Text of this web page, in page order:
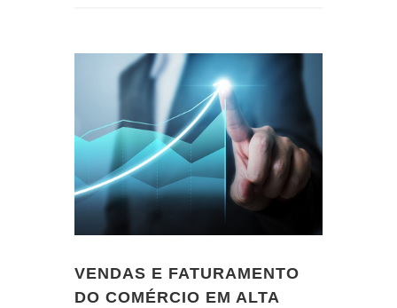
VENDAS E FATURAMENTO
DO COMÉRCIO EM ALTA